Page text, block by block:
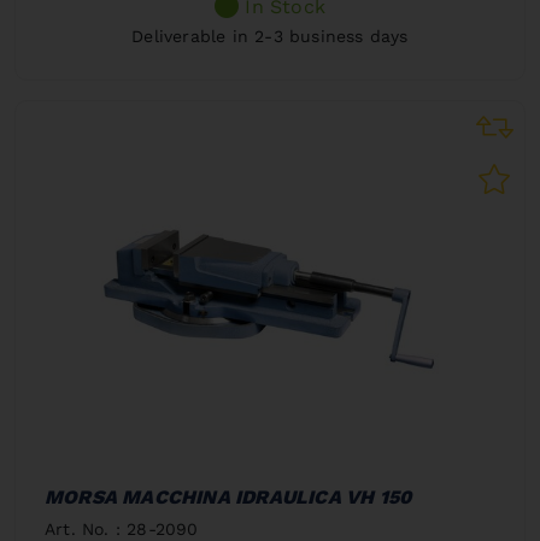
In Stock
Deliverable in 2-3 business days
MORSA MACCHINA IDRAULICA VH 150
Art. No. : 28-2090